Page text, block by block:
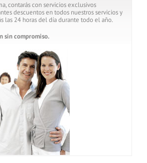
contarás con servicios exclusivos
descuentos en todos nuestros servicios y
las 24 horas del día durante todo el año.
sin compromiso.